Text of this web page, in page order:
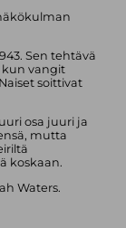
Sen tehtävä
kun vangit
soittivat
osa juuri ja
mutta
koskaan.
Waters.